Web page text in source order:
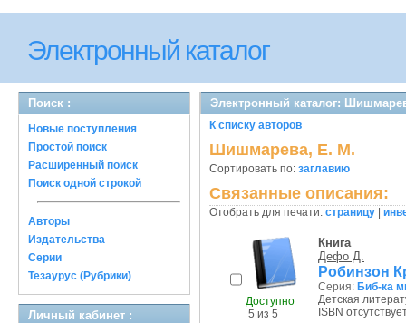
Электронный каталог
Поиск :
Новые поступления
Простой поиск
Расширенный поиск
Поиск одной строкой
Авторы
Издательства
Серии
Тезаурус (Рубрики)
Личный кабинет :
Электронный каталог:
К списку авторов
Шишмарева, Е. М.
Сортировать по: заглавию
Связанные описания:
Отобрать для печати: страницу
Доступно
5 из 5
Книга
Дефо Д.
Робинзон
Серия: Биб-ка
Детская
ISBN